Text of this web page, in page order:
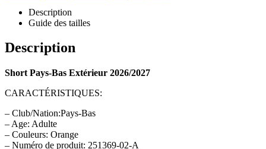
Description
Guide des tailles
Description
Short Pays-Bas Extérieur 2026/2027
CARACTÉRISTIQUES:
– Club/Nation:Pays-Bas
– Age: Adulte
– Couleurs: Orange
– Numéro de produit: 251369-02-A